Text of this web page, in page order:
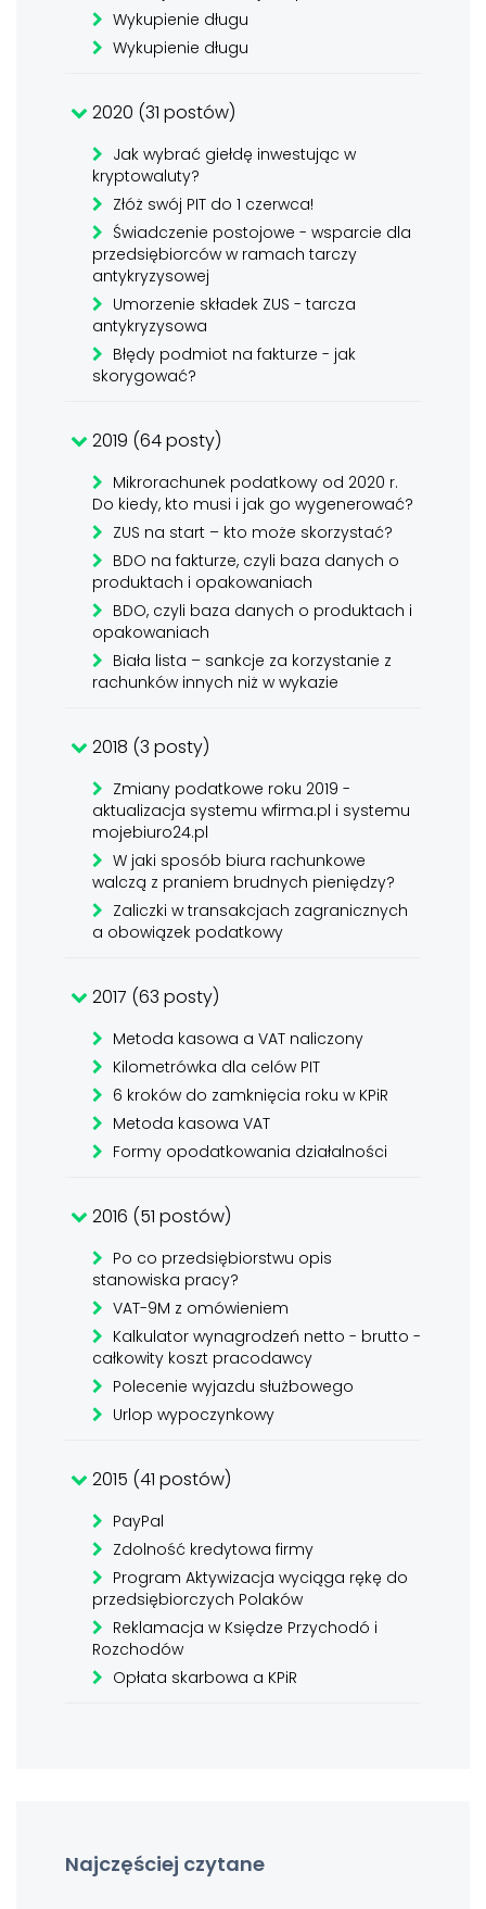
Wykupienie długu
Wykupienie długu
2020 (31 postów)
Jak wybrać giełdę inwestując w
kryptowaluty?
Złóż swój PIT do 1 czerwca!
Świadczenie postojowe - wsparcie dla
przedsiębiorców w ramach tarczy
antykryzysowej
Umorzenie składek ZUS - tarcza
antykryzysowa
Błędy podmiot na fakturze - jak
skorygować?
2019 (64 posty)
Mikrorachunek podatkowy od 2020 r.
Do kiedy, kto musi i jak go wygenerować?
ZUS na start – kto może skorzystać?
BDO na fakturze, czyli baza danych o
produktach i opakowaniach
BDO, czyli baza danych o produktach i
opakowaniach
Biała lista – sankcje za korzystanie z
rachunków innych niż w wykazie
2018 (3 posty)
Zmiany podatkowe roku 2019 -
aktualizacja systemu wfirma.pl i systemu
mojebiuro24.pl
W jaki sposób biura rachunkowe
walczą z praniem brudnych pieniędzy?
Zaliczki w transakcjach zagranicznych
a obowiązek podatkowy
2017 (63 posty)
Metoda kasowa a VAT naliczony
Kilometrówka dla celów PIT
6 kroków do zamknięcia roku w KPiR
Metoda kasowa VAT
Formy opodatkowania działalności
2016 (51 postów)
Po co przedsiębiorstwu opis
stanowiska pracy?
VAT-9M z omówieniem
Kalkulator wynagrodzeń netto - brutto -
całkowity koszt pracodawcy
Polecenie wyjazdu służbowego
Urlop wypoczynkowy
2015 (41 postów)
PayPal
Zdolność kredytowa firmy
Program Aktywizacja wyciąga rękę do
przedsiębiorczych Polaków
Reklamacja w Księdze Przychodó i
Rozchodów
Opłata skarbowa a KPiR
Najczęściej czytane